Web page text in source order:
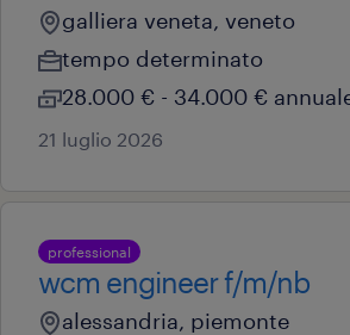
galliera veneta, veneto
tempo determinato
28.000 € - 34.000 €
21 luglio 2026
professional
wcm engineer f/m/nb
alessandria, piemonte